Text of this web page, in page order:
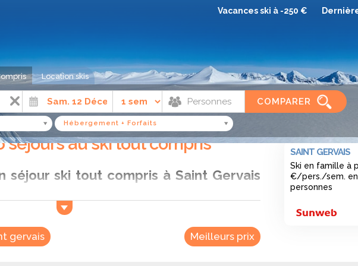
Vacances ski à -250 €
Location skis
COMPARER
Hébergement + Forfaits
Haute-Savoie Saint gervais
séjours au ski tout compris
séjour ski tout compris à Saint Gervais
à Saint Gervais Mont-Blanc, vous bénéficiez d’un forfait
forfaits, location de matériel et parfois restauration et
permet de profiter pleinement de votre séjour sans
gervais Meilleurs prix
SAINT GERVAIS
Ski en famille à
€/pers./sem.
personnes